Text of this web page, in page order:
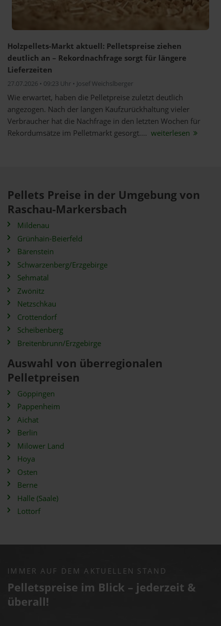
Holzpellets-Markt aktuell: Pelletspreise ziehen
deutlich an – Rekordnachfrage sorgt für längere
Lieferzeiten
27.07.2026 • 09:23 Uhr • Josef Weichslberger
Wie erwartet, haben die Pelletpreise zuletzt deutlich
angezogen. Nach der langen Kaufzurückhaltung vieler
Verbraucher hat die Nachfrage in den letzten Wochen für
Rekordumsätze im Pelletmarkt gesorgt.... weiterlesen
Pellets Preise in der Umgebung von
Raschau-Markersbach
Mildenau
Grünhain-Beierfeld
Bärenstein
Schwarzenberg/Erzgebirge
Sehmatal
Zwönitz
Netzschkau
Crottendorf
Scheibenberg
Breitenbrunn/Erzgebirge
Auswahl von überregionalen
Pelletpreisen
Göppingen
Pappenheim
Aichat
Berlin
Milower Land
Hoya
Osten
Berne
Halle (Saale)
Lottorf
IMMER AUF DEM AKTUELLEN STAND
Pelletspreise im Blick – jederzeit &
überall!